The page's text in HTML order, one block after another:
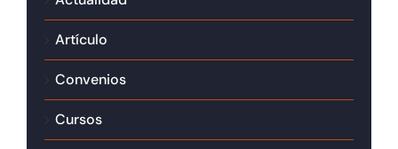
Artículo
Convenios
Cursos